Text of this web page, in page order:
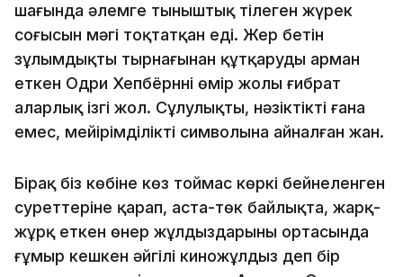
шағында әлемге тыныштық тілеген жүрек
соғысын мәңгі тоқтатқан еді. Жер бетін
зұлымдықтың тырнағынан құтқаруды арман
еткен Одри Хепбёрннің өмір жолы ғибрат
аларлық ізгі жол. Сұлулықтың, нәзіктіктің ғана
емес, мейірімділіктің символына айналған жан.
Бірақ біз көбіне көз тоймас көркі бейнеленген
суреттеріне қарап, аста-төк байлықта, жарқ-
жұрқ еткен өнер жұлдыздарының ортасында
ғұмыр кешкен әйгілі киножұлдыз деп бір